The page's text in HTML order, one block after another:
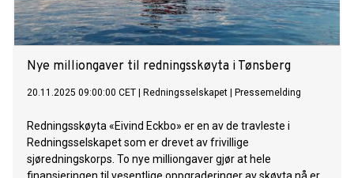
Nye milliongaver til redningsskøyta i Tønsberg
20.11.2025 09:00:00 CET Redningsselskapet Pressemelding
Redningsskøyta «Eivind Eckbo» er en av de travleste i
Redningsselskapet som er drevet av frivillige
sjøredningskorps. To nye milliongaver gjør at hele